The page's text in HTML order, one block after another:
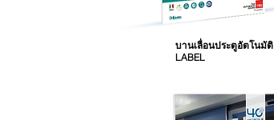
บานเลื่อนประตูอัตโนมัติ
LABEL